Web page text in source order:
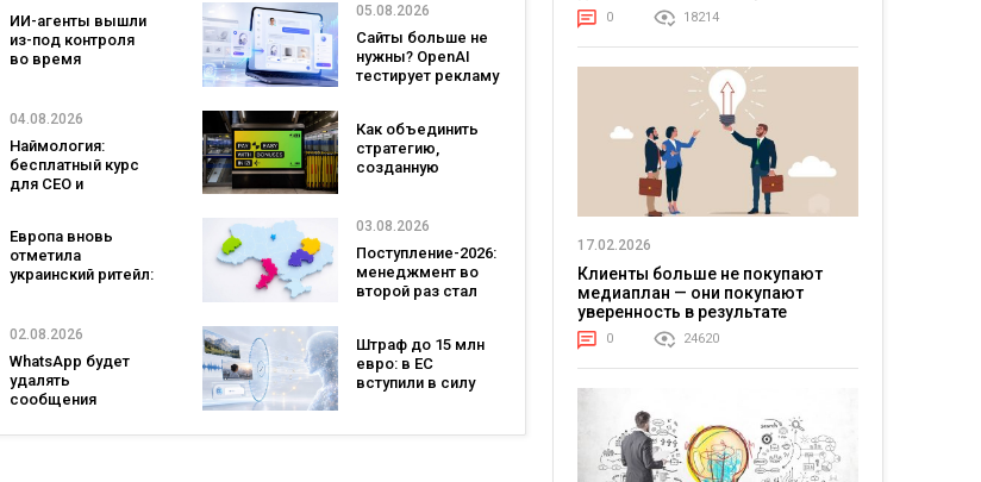
маркетинговые
исследования
SpaceX готовит
Verizon, AT&T и T-
Mobile
ИИ-агенты вышли
из-под контроля
во время
реальные цели
05.08.2026
Сайты больше не
нужны? OpenAI
тестирует рекламу
бренда
04.08.2026
Наймология:
бесплатный курс
для CEO и
Как объединить
стратегию,
созданную
izi и агентства
Европа вновь
отметила
украинский ритейл:
рейтинг лучших
супермаркетов
03.08.2026
Поступление-2026:
менеджмент во
второй раз стал
а количество
заявлений —
рекордным за
02.08.2026
WhatsApp будет
удалять
сообщения
основных чатов:
Штраф до 15 млн
евро: в ЕС
вступили в силу
ИИ-контента
0 18214
17.02.2026
Клиенты больше не покупают
медиаплан — они покупают
уверенность в результате
0 24620